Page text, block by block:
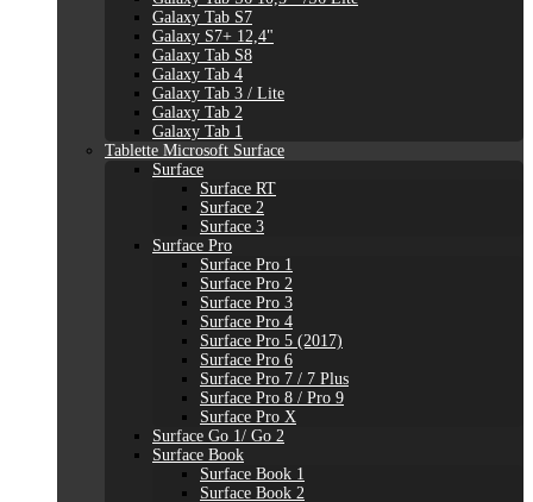
Galaxy Tab S7
Galaxy S7+ 12,4"
Galaxy Tab S8
Galaxy Tab 4
Galaxy Tab 3 / Lite
Galaxy Tab 2
Galaxy Tab 1
Tablette Microsoft Surface
Surface
Surface RT
Surface 2
Surface 3
Surface Pro
Surface Pro 1
Surface Pro 2
Surface Pro 3
Surface Pro 4
Surface Pro 5 (2017)
Surface Pro 6
Surface Pro 7 / 7 Plus
Surface Pro 8 / Pro 9
Surface Pro X
Surface Go 1/ Go 2
Surface Book
Surface Book 1
Surface Book 2